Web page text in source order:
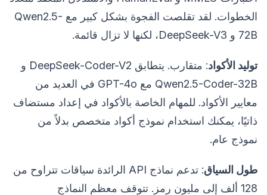
الخطوات. لقد تقلصت الفجوة بشكل كبير مع Qwen2.5-
72B و DeepSeek-V3، لكنها لا تزال قائمة.
توليد الأكواد
: متقارب. يتطابق DeepSeek-Coder-V2 و
Qwen2.5-Coder-32B مع GPT-4o في العديد من
معايير الأكواد. للمهام الخاصة بالأكواد في إعداد مستضاف
ذاتيًا، يمكنك استخدام نموذج أكواد متخصص بدلاً من
نموذج عام.
طول السياق
: تدعم نماذج API الرائدة سياقات تتراوح من
128 ألف إلى مليون رمز. تتوقف معظم النماذج